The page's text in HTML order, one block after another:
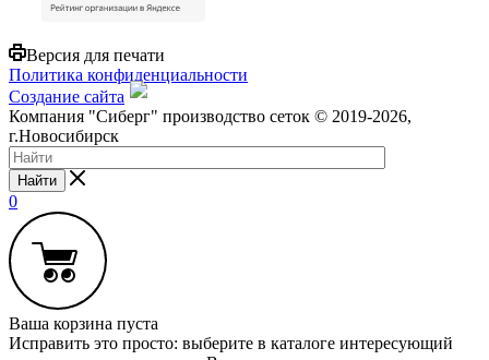
Версия для печати
Политика конфиденциальности
Создание сайта
Компания "Сиберг" производство сеток © 2019-2026,
г.Новосибирск
Найти
0
Ваша корзина пуста
Исправить это просто: выберите в каталоге интересующий